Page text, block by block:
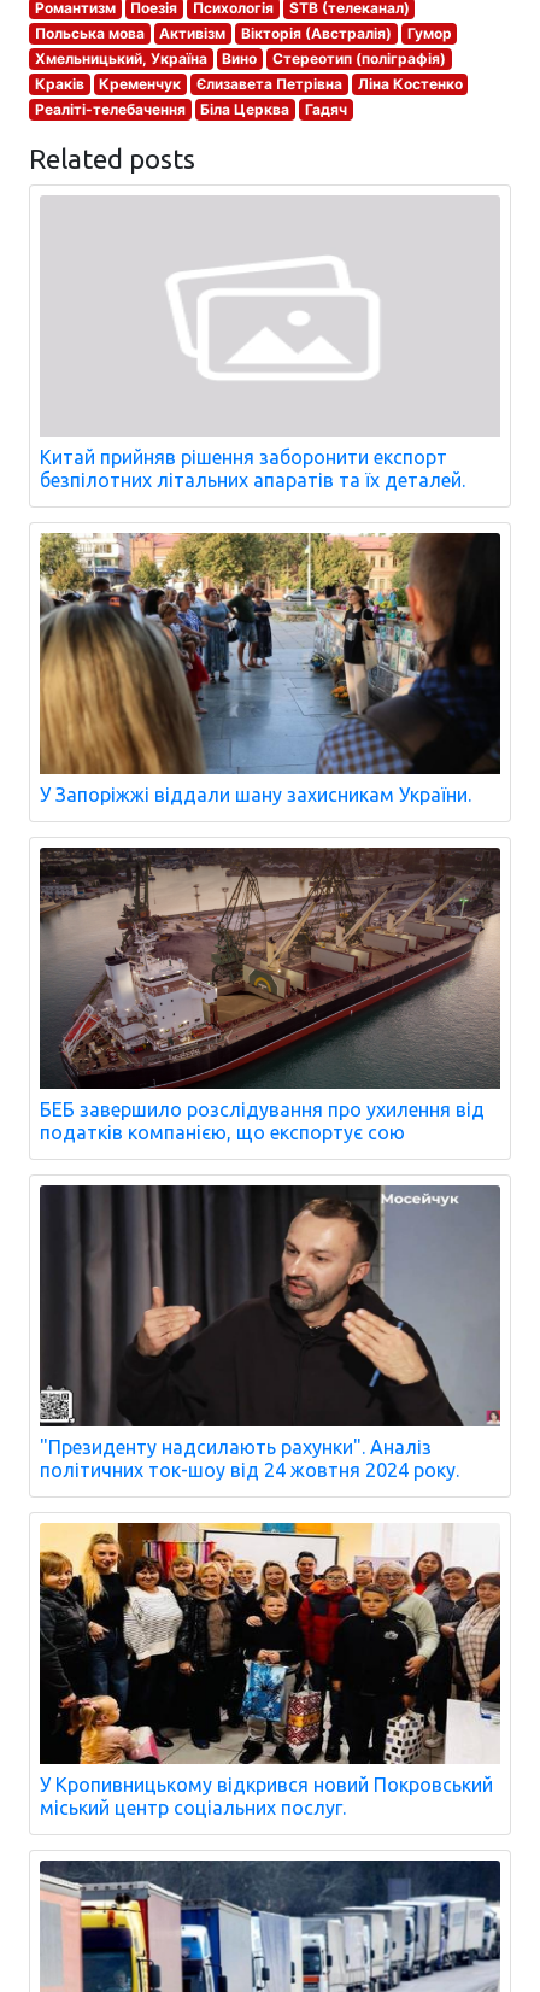
Романтизм Поезія Психологія
STB (телеканал)
Польська мова
Активізм Вікторія (Австралія)
Гумор
Хмельницький, Україна
Вино
Стереотип (поліграфія)
Краків
Кременчук Єлизавета Петрівна
Ліна Костенко
Реаліті-телебачення
Біла Церква Гадяч
Related posts
Китай прийняв рішення заборонити експорт
безпілотних літальних апаратів та їх деталей.
У Запоріжжі віддали шану захисникам України.
БЕБ завершило розслідування про ухилення від
податків компанією, що експортує сою
"Президенту надсилають рахунки". Аналіз
політичних ток-шоу від 24 жовтня 2024 року.
У Кропивницькому відкрився новий Покровський
міський центр соціальних послуг.